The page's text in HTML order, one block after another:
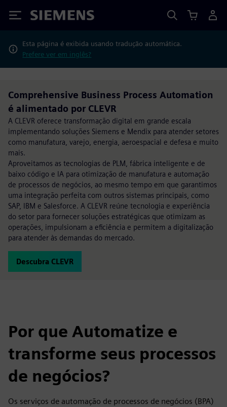
Siemens
Esta página é exibida usando tradução automática.
Prefere ver em inglês?
Comprehensive Business Process Automation
é alimentado por CLEVR
A CLEVR oferece transformação digital em grande escala
implementando soluções Siemens e Mendix para atender setores
como manufatura, varejo, energia, aeroespacial e defesa e muito
mais.
Aproveitamos as tecnologias de PLM, fábrica inteligente e de
baixo código e IA para otimização de manufatura e automação
de processos de negócios, ao mesmo tempo em que garantimos
uma integração perfeita com outros sistemas principais, como
SAP, IBM e Salesforce. A CLEVR reúne tecnologia e experiência
do setor para fornecer soluções estratégicas que otimizam as
operações, impulsionam a eficiência e permitem a digitalização
para atender às demandas do mercado.
Descubra CLEVR
Por que Automatize e
transforme seus processos
de negócios?
Os serviços de automação de processos de negócios (BPA)